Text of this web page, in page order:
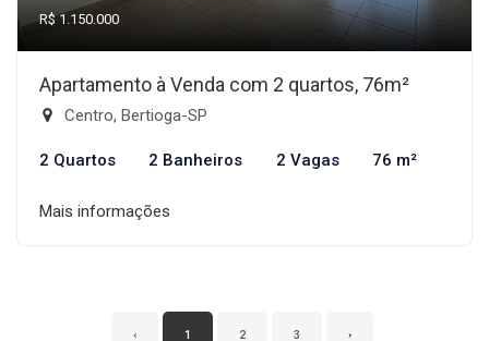
R$ 1.150.000
Apartamento à Venda com 2 quartos, 76m²
Centro, Bertioga-SP
2 Quartos 2 Banheiros 2 Vagas 76 m²
Mais informações
‹ 1 2 3 ›